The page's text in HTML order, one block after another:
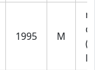
1995 M